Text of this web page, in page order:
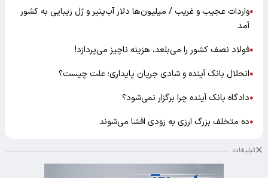
●واردات عجیب و غریب / میلیون‌ها دلار آب‌پنیر و ژل زیبایی به کشور
آمد
●فولاد نصف کشور را می‌بلعد، هزینه ناچیز می‌پردازد!
●انحلال بانک آینده و شادی جریان پایداری؛ علت چیست؟
●دادگاه بانک آینده چرا برگزار نمی‌شود؟
●ده متخلف بزرگ ارزی به زودی افشا می‌شوند
تبلیغات